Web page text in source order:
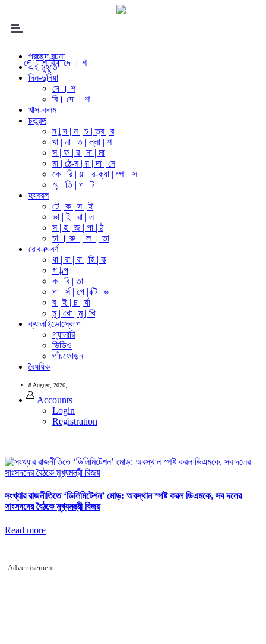
প্রচ্ছদ রচনা
এই মুহূর্তে
দিন-দুনিয়া
দে । শ
বি। দে । শ
খাস-কলম
চতুরঙ্গ
ন | ন্দ | ন | চ | ত্ব | র
খা | না | ত | ল্লা | শ
স | ফ | র | না | মা
মা | ঠে-ম | য় | দা | নে
কে | রি | য়া | র-ক্যা | ম্পা | স
স্মৃ | তি | প | ট
হযবরল
টে | ক | স | ই
ভা | ই | রা | ল
স | হ | জ | পা | ঠ
চা । রু । ল । তা
রোব-e-বর্ণ
ধা | রা | বা | হি | ক
গ | ল্প
ক | বি | তা
পা | র্স | পে | ক্টি | ভ
ব | ই | চ | র্যা
মু | খো | মু | খি
ক্যালাইডোস্কোপ
গ্যালারি
ভিডিও
পাঁচফোড়ন
বৈষয়িক
8 August, 2026,
Accounts
Login
Registration
দে । শ বি। দে । শ
সংখ্যার রাজনীতিতে ‘ডিলিমিটেশন’ মোড়: অবস্থান স্পষ্ট করল ডিএমকে, সব দলের
সাংসদদের বৈঠকে মুখ্যমন্ত্রী বিজয়
Read more
Advertisement